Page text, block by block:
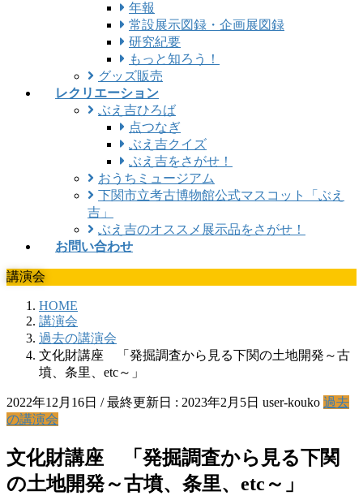
年報
常設展示図録・企画展図録
研究紀要
もっと知ろう！
グッズ販売
レクリエーション
ぶえ吉ひろば
点つなぎ
ぶえ吉クイズ
ぶえ吉をさがせ！
おうちミュージアム
下関市立考古博物館公式マスコット「ぶえ
吉」
ぶえ吉のオススメ展示品をさがせ！
お問い合わせ
講演会
HOME
講演会
過去の講演会
文化財講座 「発掘調査から見る下関の土地開発～古
墳、条里、etc～」
2022年12月16日 / 最終更新日 : 2023年2月5日 user-kouko 過去
の講演会
文化財講座 「発掘調査から見る下関
の土地開発～古墳、条里、etc～」